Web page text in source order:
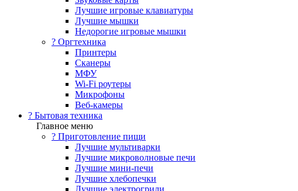
Лучшие игровые клавиатуры
Лучшие мышки
Недорогие игровые мышки
?️ Оргтехника
Принтеры
Сканеры
МФУ
Wi-Fi роутеры
Микрофоны
Веб-камеры
? Бытовая техника
Главное меню
? Приготовление пищи
Лучшие мультиварки
Лучшие микроволновые печи
Лучшие мини-печи
Лучшие хлебопечки
Лучшие электрогрили